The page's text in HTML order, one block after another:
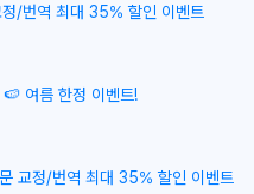
/번역 최대 35% 할인 이벤트
여름 한정 이벤트!
교정/번역 최대 35% 할인 이벤트